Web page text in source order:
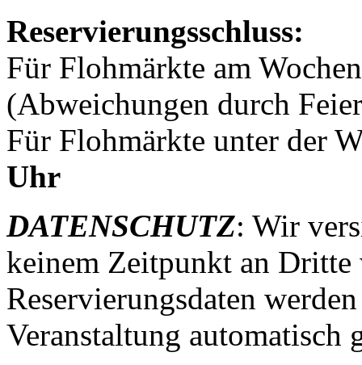
Reservierungsschluss:
Für Flohmärkte am
(Abweichungen durch
Für Flohmärkte unter der
Uhr
DATENSCHUTZ: Wir
keinem Zeitpunkt an Dritte
Reservierungsdaten
Veranstaltung automatisch